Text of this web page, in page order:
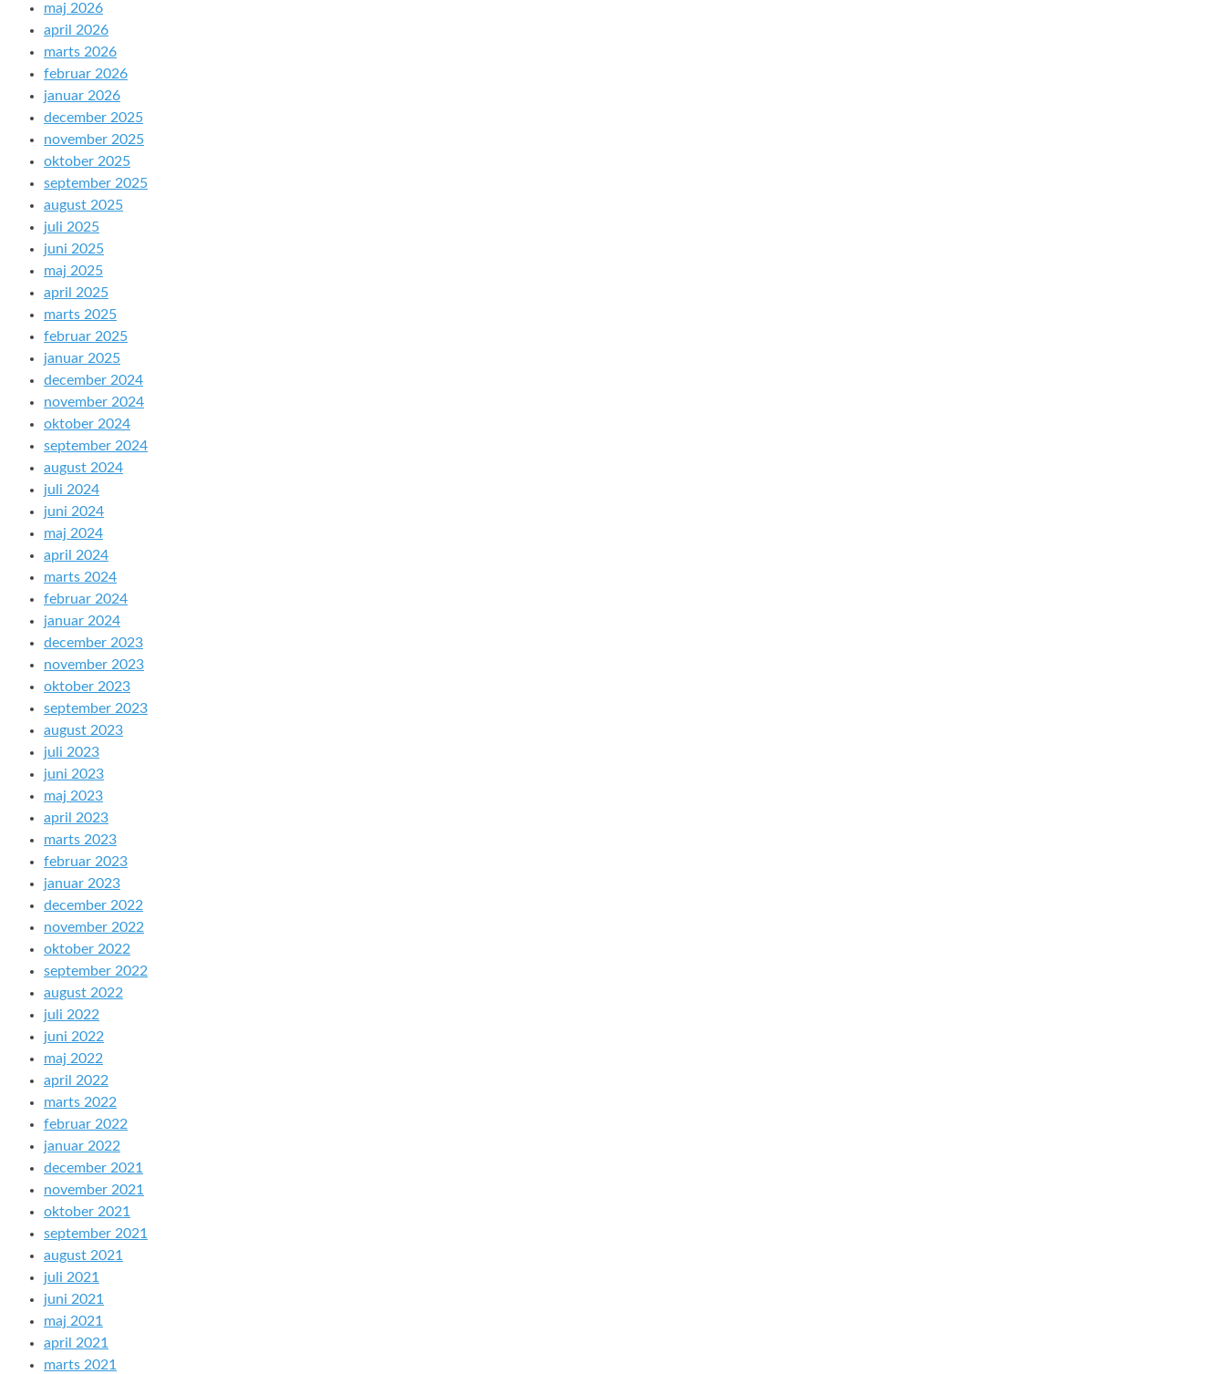
maj 2026
april 2026
marts 2026
februar 2026
januar 2026
december 2025
november 2025
oktober 2025
september 2025
august 2025
juli 2025
juni 2025
maj 2025
april 2025
marts 2025
februar 2025
januar 2025
december 2024
november 2024
oktober 2024
september 2024
august 2024
juli 2024
juni 2024
maj 2024
april 2024
marts 2024
februar 2024
januar 2024
december 2023
november 2023
oktober 2023
september 2023
august 2023
juli 2023
juni 2023
maj 2023
april 2023
marts 2023
februar 2023
januar 2023
december 2022
november 2022
oktober 2022
september 2022
august 2022
juli 2022
juni 2022
maj 2022
april 2022
marts 2022
februar 2022
januar 2022
december 2021
november 2021
oktober 2021
september 2021
august 2021
juli 2021
juni 2021
maj 2021
april 2021
marts 2021